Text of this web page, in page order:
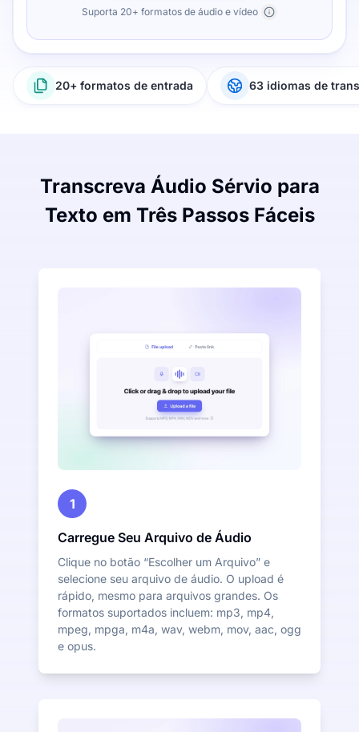
Suporta 20+ formatos de áudio e vídeo
20+ formatos de entrada 63 idiomas de
Transcreva Áudio Sérvio para
Texto em Três Passos Fáceis
1
Carregue Seu Arquivo de Áudio
Clique no botão “Escolher um Arquivo” e
selecione seu arquivo de áudio. O upload é
rápido, mesmo para arquivos grandes. Os
formatos suportados incluem: mp3, mp4,
mpeg, mpga, m4a, wav, webm, mov, aac, ogg
e opus.